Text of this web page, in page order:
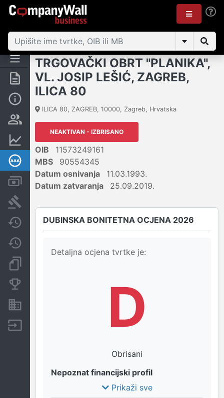
Sažetak
Osnovne informacije
Financijski podaci
Dubinska bonitetna ocjena
Računi i blokade
Javne nabavke
TRGOVAČKI OBRT "PLANIKA",
VL. JOSIP LEŠIĆ, ZAGREB,
ILICA 80
ILICA 80, ZAGREB, 10000, Zagreb, Hrvatska
NEAKTIVAN - IZBRISANO
OIB
11573249161
MBS
90554345
Datum osnivanja
11.03.1993.
Datum zatvaranja
25.09.2019.
DUBINSKA BONITETNA OCJENA 2026
Detaljna ocjena tvrtke je:
D
Obrisani
Nepoznat financijski profil
Prikaži sve